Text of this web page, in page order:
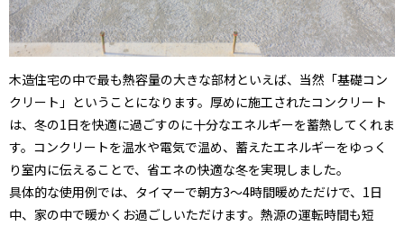
木造住宅の中で最も熱容量の大きな部材といえば、当然「基礎コン
クリート」ということになります。厚めに施工されたコンクリート
は、冬の1日を快適に過ごすのに十分なエネルギーを蓄熱してくれま
す。コンクリートを温水や電気で温め、蓄えたエネルギーをゆっく
り室内に伝えることで、省エネの快適な冬を実現しました。
具体的な使用例では、タイマーで朝方3～4時間暖めただけで、1日
中、家の中で暖かくお過ごしいただけます。熱源の運転時間も短